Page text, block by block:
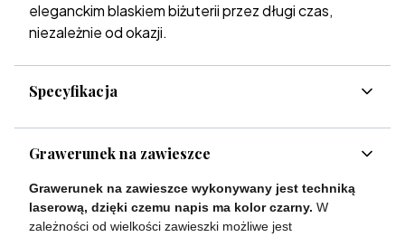
eleganckim blaskiem biżuterii przez długi czas,
niezależnie od okazji.
Specyfikacja
Grawerunek na zawieszce
Grawerunek na zawieszce wykonywany jest techniką
laserową, dzięki czemu napis ma kolor czarny. W
zależności od wielkości zawieszki możliwe jest